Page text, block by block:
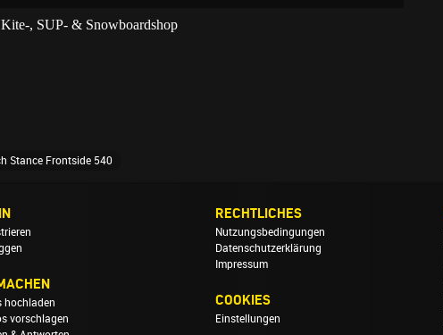
Stance Frontside 540
hochladen
vorschlagen
RECHTLICHES
Nutzungsbedingungen
Datenschutzerklärung
Impressum
COOKIES
Einstellungen